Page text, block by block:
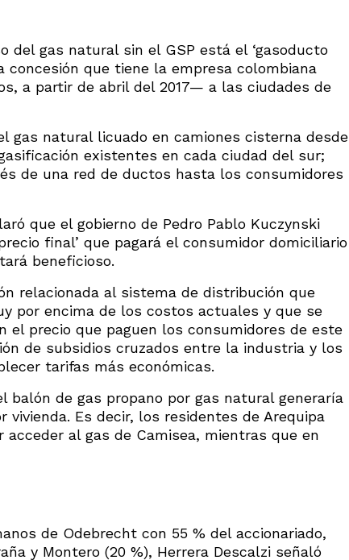
gas natural sin el GSP está el ‘gasoducto
concesión que tiene la empresa colombiana
a partir de abril del 2017— a las ciudades de
gas natural licuado en camiones cisterna desde
existentes en cada ciudad del sur;
de una red de ductos hasta los consumidores
que el gobierno de Pedro Pablo Kuczynski
final’ que pagará el consumidor domiciliario
beneficioso.
relacionada al sistema de distribución que
por encima de los costos actuales y que se
precio que paguen los consumidores de este
de subsidios cruzados entre la industria y los
tarifas más económicas.
balón de gas propano por gas natural generaría
Es decir, los residentes de Arequipa
al gas de Camisea, mientras que en
de Odebrecht con 55 % del accionariado,
y Montero (20 %), Herrera Descalzi señaló